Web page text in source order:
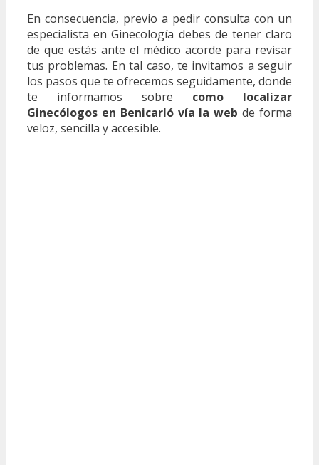
En consecuencia, previo a pedir consulta con un
especialista en Ginecología debes de tener claro
de que estás ante el médico acorde para revisar
tus problemas. En tal caso, te invitamos a seguir
los pasos que te ofrecemos seguidamente, donde
te informamos sobre como localizar
Ginecólogos en Benicarló vía la web de forma
veloz, sencilla y accesible.